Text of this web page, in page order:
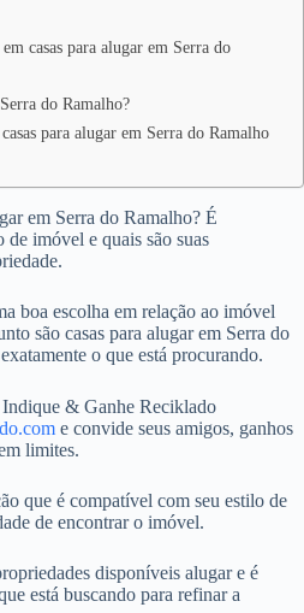
casas para alugar em Serra do
do Ramalho?
para alugar em Serra do Ramalho
em Serra do Ramalho? É
imóvel e quais são suas
boa escolha em relação ao imóvel
são casas para alugar em Serra do
o que está procurando.
& Ganhe Reciklado
e convide seus amigos, ganhos
limites.
que é compatível com seu estilo de
de encontrar o imóvel.
disponíveis alugar e é
está buscando para refinar a